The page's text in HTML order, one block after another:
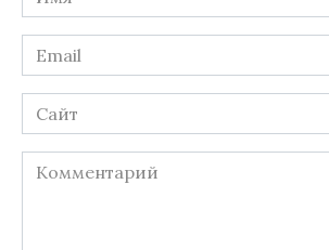
*
Email
*
Сайт
Комментарий